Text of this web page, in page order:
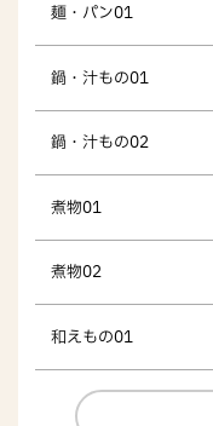
麺・パン01
鍋・汁もの01
鍋・汁もの02
煮物01
煮物02
和えもの01